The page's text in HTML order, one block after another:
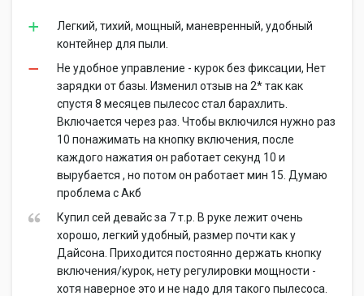
Легкий, тихий, мощный, маневренный, удобный
контейнер для пыли.
Не удобное управление - курок без фиксации, Нет
зарядки от базы. Изменил отзыв на 2* так как
спустя 8 месяцев пылесос стал барахлить.
Включается через раз. Чтобы включился нужно раз
10 понажимать на кнопку включения, после
каждого нажатия он работает секунд 10 и
вырубается , но потом он работает мин 15. Думаю
проблема с Акб
Купил сей девайс за 7 т.р. В руке лежит очень
хорошо, легкий удобный, размер почти как у
Дайсона. Приходится постоянно держать кнопку
включения/курок, нету регулировки мощности -
хотя наверное это и не надо для такого пылесоса.